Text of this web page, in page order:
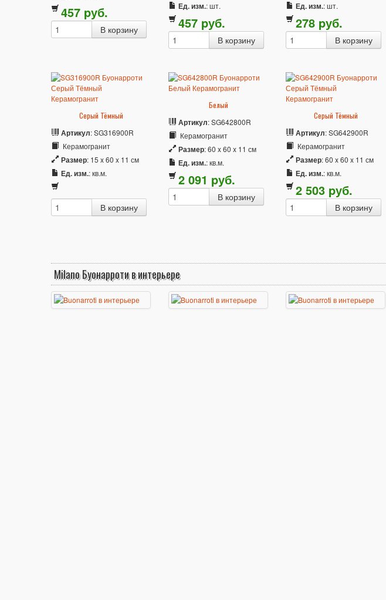
457 pуб. Ед. изм.: шт.
457 pуб.
Ед. изм.: шт.
278 pуб.
Серый Тёмный
Артикул: SG316900R
Керамогранит
Размер: 15 x 60 x 11 см
Ед. изм.: кв.м.
Белый
Артикул: SG642800R
Керамогранит
Размер: 60 x 60 x 11 см
Ед. изм.: кв.м.
2 091 pуб.
Серый Тёмный
Артикул: SG642900R
Керамогранит
Размер: 60 x 60 x 11 см
Ед. изм.: кв.м.
2 503 pуб.
Milano Буонарроти в интерьере